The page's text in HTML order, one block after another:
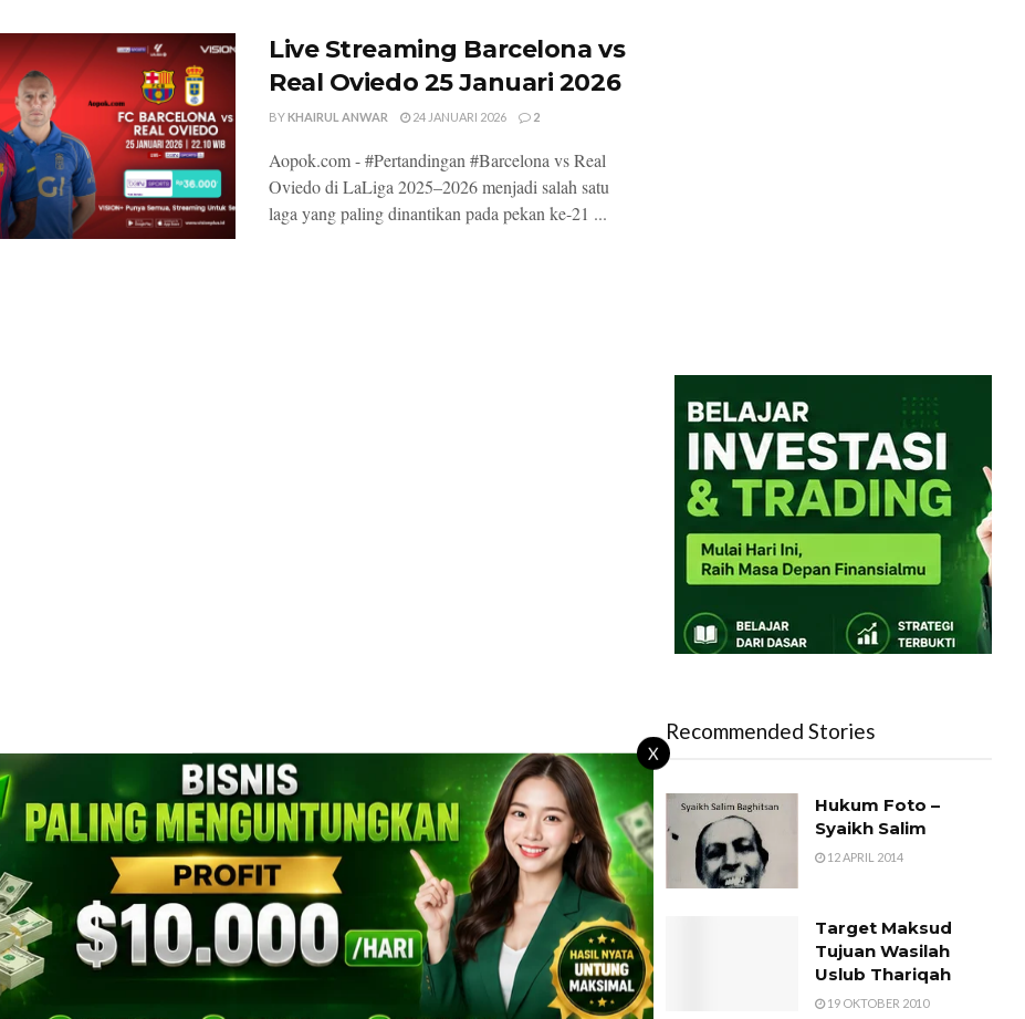
X
Live Streaming Barcelona vs
Real Oviedo 25 Januari 2026
BYKHAIRUL ANWAR 24 JANUARI 2026 2
Aopok.com - #Pertandingan #Barcelona vs Real
Oviedo di LaLiga 2025–2026 menjadi salah satu
laga yang paling dinantikan pada pekan ke-21 ...
Recommended Stories
Hukum Foto –
Syaikh Salim
12 APRIL 2014
Target Maksud
Tujuan Wasilah
Uslub Thariqah
19 OKTOBER 2010